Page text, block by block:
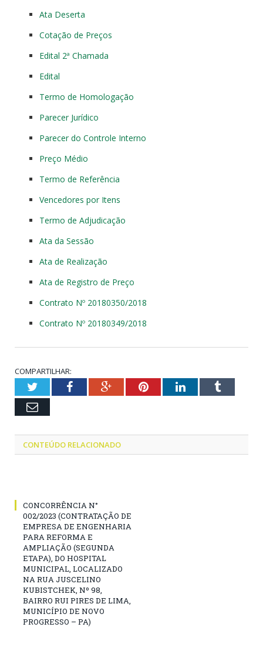
Ata Deserta
Cotação de Preços
Edital 2ª Chamada
Edital
Termo de Homologação
Parecer Jurídico
Parecer do Controle Interno
Preço Médio
Termo de Referência
Vencedores por Itens
Termo de Adjudicação
Ata da Sessão
Ata de Realização
Ata de Registro de Preço
Contrato Nº 20180350/2018
Contrato Nº 20180349/2018
COMPARTILHAR:
TwitterFacebookGoogle+PinterestLinkedInTumblr
Email
CONTEÚDO RELACIONADO
CONCORRÊNCIA N°
002/2023 (CONTRATAÇÃO DE
EMPRESA DE ENGENHARIA
PARA REFORMA E
AMPLIAÇÃO (SEGUNDA
ETAPA), DO HOSPITAL
MUNICIPAL, LOCALIZADO
NA RUA JUSCELINO
KUBISTCHEK, Nº 98,
BAIRRO RUI PIRES DE LIMA,
MUNICÍPIO DE NOVO
PROGRESSO – PA)